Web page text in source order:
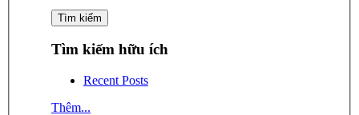
Tìm kiếm hữu ích
Recent Posts
Thêm...